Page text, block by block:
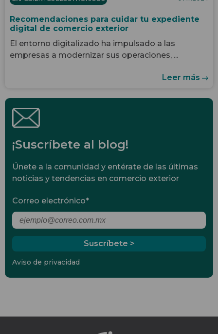
Recomendaciones para cuidar tu expediente
digital de comercio exterior
El entorno digitalizado ha impulsado a las
empresas a modernizar sus operaciones, ...
Leer más
¡Suscríbete al blog!
Únete a la comunidad y entérate de las últimas
noticias y tendencias en comercio exterior
Correo electrónico*
Aviso de privacidad